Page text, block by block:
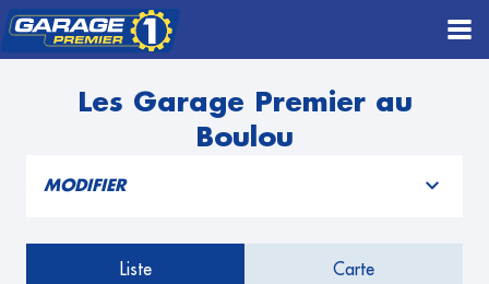
Les Garage Premier au
Boulou
MODIFIER
Liste Carte